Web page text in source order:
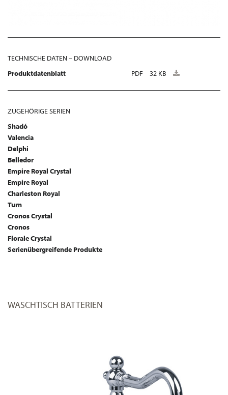
TECHNISCHE DATEN – DOWNLOAD
Produktdatenblatt
PDF 32 KB
ZUGEHÖRIGE SERIEN
Shadó
Valencia
Delphi
Belledor
Empire Royal Crystal
Empire Royal
Charleston Royal
Turn
Cronos Crystal
Cronos
Florale Crystal
Serienübergreifende Produkte
WASCHTISCH BATTERIEN